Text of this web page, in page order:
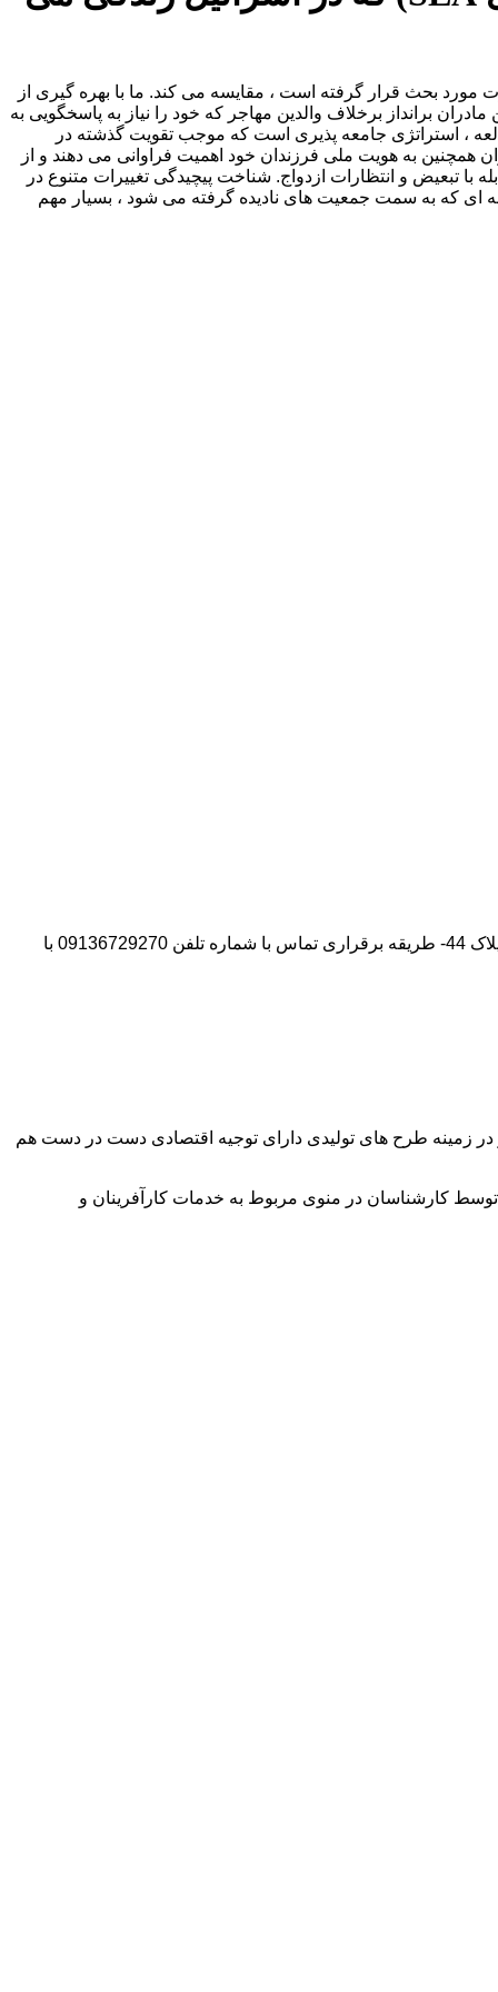
که در ادبیات مهاجرت مورد بحث قرار گرفته است ، مقایسه می کند. ما با بهره گیری از
برانداز برخلاف والدین مهاجر که خود را نیاز به پاسخگویی به
، استراتژی جامعه پذیری است که موجب تقویت گذشته در
همچنین به هویت ملی فرزندان خود اهمیت فراوانی می دهند و از
تبعیض و انتظارات ازدواج. شناخت پیچیدگی تغییرات متنوع در
ای که به سمت جمعیت های نادیده گرفته می شود ، بسیار مهم
آدرس شرکت:استان تهران- شهر پیشوا- روبروی درب دانشگاه آزاد واحد ورامین – پیشوا – خیابان سروستان- انتهای کوچه سروستان نهم – پلاک 44- طریقه برقراری تماس با شماره تلفن 09136729270 با
در زمینه طرح های تولیدی دارای توجیه اقتصادی دست در دست هم
کارشناسان در منوی مربوط به خدمات کارآفرینان و